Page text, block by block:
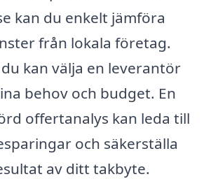
kan du enkelt jämföra
från lokala företag.
kan välja en leverantör
behov och budget. En
offertanalys kan leda till
och säkerställa
av ditt takbyte.